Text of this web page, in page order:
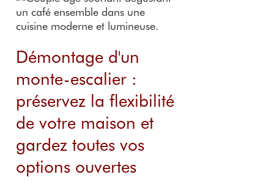
Démontage d'un
monte-escalier :
préservez la flexibilité
de votre maison et
gardez toutes vos
options ouvertes